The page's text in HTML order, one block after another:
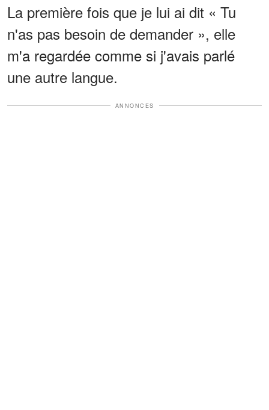
La première fois que je lui ai dit « Tu
n'as pas besoin de demander », elle
m'a regardée comme si j'avais parlé
une autre langue.
ANNONCES